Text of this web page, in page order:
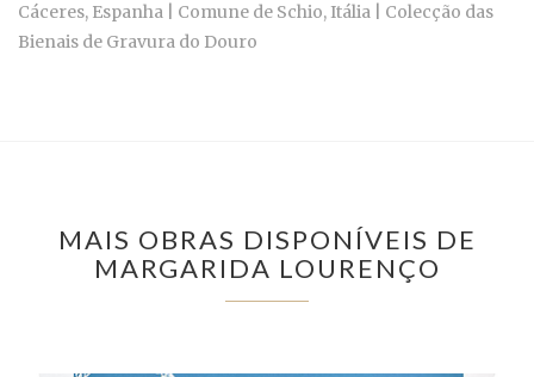
Cáceres, Espanha | Comune de Schio, Itália | Colecção das
Bienais de Gravura do Douro
MAIS OBRAS DISPONÍVEIS DE
MARGARIDA LOURENÇO